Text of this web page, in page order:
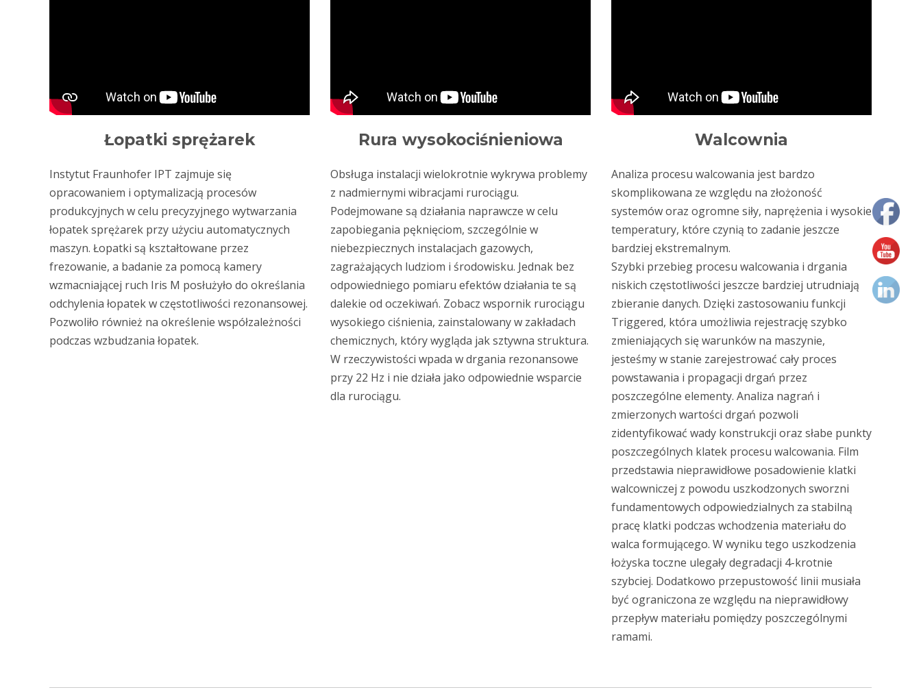
Łopatki sprężarek
Instytut Fraunhofer IPT zajmuje się
opracowaniem i optymalizacją procesów
produkcyjnych w celu precyzyjnego wytwarzania
łopatek sprężarek przy użyciu automatycznych
maszyn. Łopatki są kształtowane przez
frezowanie, a badanie za pomocą kamery
wzmacniającej ruch Iris M posłużyło do określania
odchylenia łopatek w częstotliwości rezonansowej.
Pozwoliło również na określenie współzależności
podczas wzbudzania łopatek.
Rura wysokociśnieniowa
Obsługa instalacji wielokrotnie wykrywa problemy
z nadmiernymi wibracjami rurociągu.
Podejmowane są działania naprawcze w celu
zapobiegania pęknięciom, szczególnie w
niebezpiecznych instalacjach gazowych,
zagrażających ludziom i środowisku. Jednak bez
odpowiedniego pomiaru efektów działania te są
dalekie od oczekiwań. Zobacz wspornik rurociągu
wysokiego ciśnienia, zainstalowany w zakładach
chemicznych, który wygląda jak sztywna struktura.
W rzeczywistości wpada w drgania rezonansowe
przy 22 Hz i nie działa jako odpowiednie wsparcie
dla rurociągu.
Walcownia
Analiza procesu walcowania jest bardzo
skomplikowana ze względu na złożoność
systemów oraz ogromne siły, naprężenia i wysokie
temperatury, które czynią to zadanie jeszcze
bardziej ekstremalnym.
Szybki przebieg procesu walcowania i drgania
niskich częstotliwości jeszcze bardziej utrudniają
zbieranie danych. Dzięki zastosowaniu funkcji
Triggered, która umożliwia rejestrację szybko
zmieniających się warunków na maszynie,
jesteśmy w stanie zarejestrować cały proces
powstawania i propagacji drgań przez
poszczególne elementy. Analiza nagrań i
zmierzonych wartości drgań pozwoli
zidentyfikować wady konstrukcji oraz słabe punkty
poszczególnych klatek procesu walcowania. Film
przedstawia nieprawidłowe posadowienie klatki
walcowniczej z powodu uszkodzonych sworzni
fundamentowych odpowiedzialnych za stabilną
pracę klatki podczas wchodzenia materiału do
walca formującego. W wyniku tego uszkodzenia
łożyska toczne ulegały degradacji 4-krotnie
szybciej. Dodatkowo przepustowość linii musiała
być ograniczona ze względu na nieprawidłowy
przepływ materiału pomiędzy poszczególnymi
ramami.